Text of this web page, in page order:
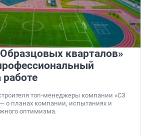
кварталов»
работе
топ-менеджеры компании «СЗ
о планах компании, испытаниях и
оптимизма.